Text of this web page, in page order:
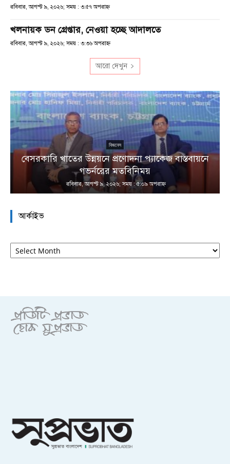
রবিবার, আগস্ট ৯, ২০২৬; সময় : ৩:৫৭ অপরাহ্ণ
খলনায়ক ডন গ্রেপ্তার, নেওয়া হচ্ছে আদালতে
রবিবার, আগস্ট ৯, ২০২৬; সময় : ৩:৩৬ অপরাহ্ণ
আরো দেখুন
বিজনেস
বেসরকারি খাতের উন্নয়নে প্রণোদনা প্যাকেজ বাস্তবায়নে
গভর্নরের মতবিনিময়
রবিবার, আগস্ট ৯, ২০২৬; সময় : ৫:০৯ অপরাহ্ণ
আর্কাইভ
আর্কাইভ